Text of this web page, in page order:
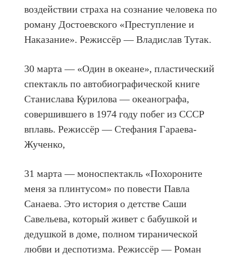
воздействии страха на сознание человека по
роману Достоевского «Преступление и
Наказание». Режиссёр — Владислав Тутак.
30 марта — «Один в океане», пластический
спектакль по автобиографической книге
Станислава Курилова — океанографа,
совершившего в 1974 году побег из СССР
вплавь. Режиссёр — Стефания Гараева-
Жученко,
31 марта — моноспектакль «Похороните
меня за плинтусом» по повести Павла
Санаева. Это история о детстве Саши
Савельева, который живет с бабушкой и
дедушкой в доме, полном тиранической
любви и деспотизма. Режиссёр — Роман